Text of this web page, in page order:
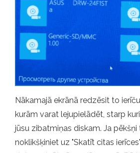
Nākamajā ekrānā redzēsit to
kurām varat lejupielādēt, starp
jūsu zibatmiņas diskam. Ja pēkšņi
noklikšķiniet uz "Skatīt citas